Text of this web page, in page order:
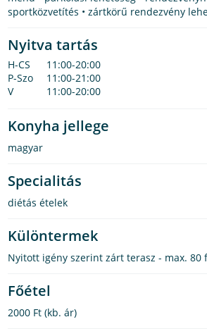
sportközvetítés • zártkörű rendezvény
Nyitva tartás
H-CS
11:00-20:00
P-Szo
11:00-21:00
V
11:00-20:00
Konyha jellege
magyar
Specialitás
diétás ételek
Különtermek
Nyitott igény szerint zárt terasz - max. 80
Főétel
2000 Ft (kb. ár)